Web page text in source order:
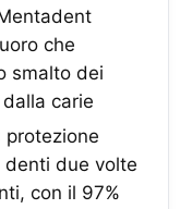
che
smalto dei
carie
protezione
denti due volte
con il 97%